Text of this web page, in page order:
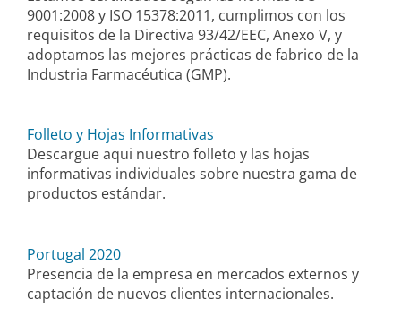
9001:2008 y ISO 15378:2011, cumplimos con los
requisitos de la Directiva 93/42/EEC, Anexo V, y
adoptamos las mejores prácticas de fabrico de la
Industria Farmacéutica (GMP).
Folleto y Hojas Informativas
Descargue aqui nuestro folleto y las hojas
informativas individuales sobre nuestra gama de
productos estándar.
Portugal 2020
Presencia de la empresa en mercados externos y
captación de nuevos clientes internacionales.